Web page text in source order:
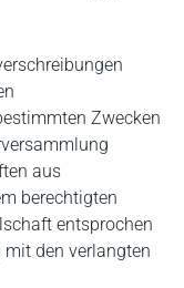
Zwecken
aus
berechtigten
entsprochen
den verlangten